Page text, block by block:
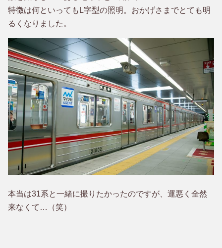
特徴は何といってもL字型の照明。おかげさまでとても明
るくなりました。
本当は31系と一緒に撮りたかったのですが、運悪く全然
来なくて…（笑）